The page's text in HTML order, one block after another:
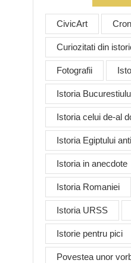
CivicArt
Curiozitati din
Fotografii
Istoria
Istoria celui de-al
Istoria Egiptului
Istoria in anecdote
Istoria Romaniei
Istoria URSS
Istorie pentru pici
Povestea unor